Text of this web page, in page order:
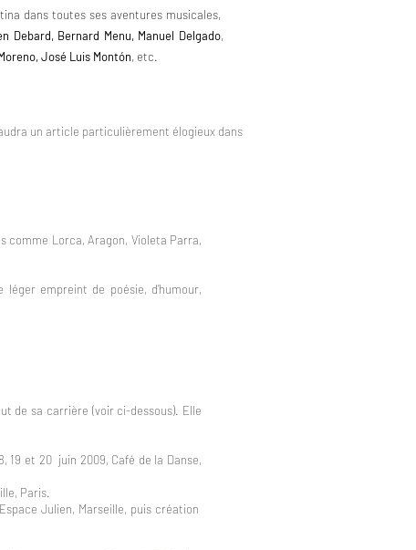
dans toutes ses aventures musicales,
Debard, Bernard Menu, Manuel Delgado,
José Luis Montón, etc.
un article particulièrement élogieux dans
comme Lorca, Aragon, Violeta Parra,
empreint de poésie, d’humour,
de sa carrière (voir ci-dessous). Elle
19 et 20 juin 2009, Café de la Danse,
Paris.
Julien, Marseille, puis création